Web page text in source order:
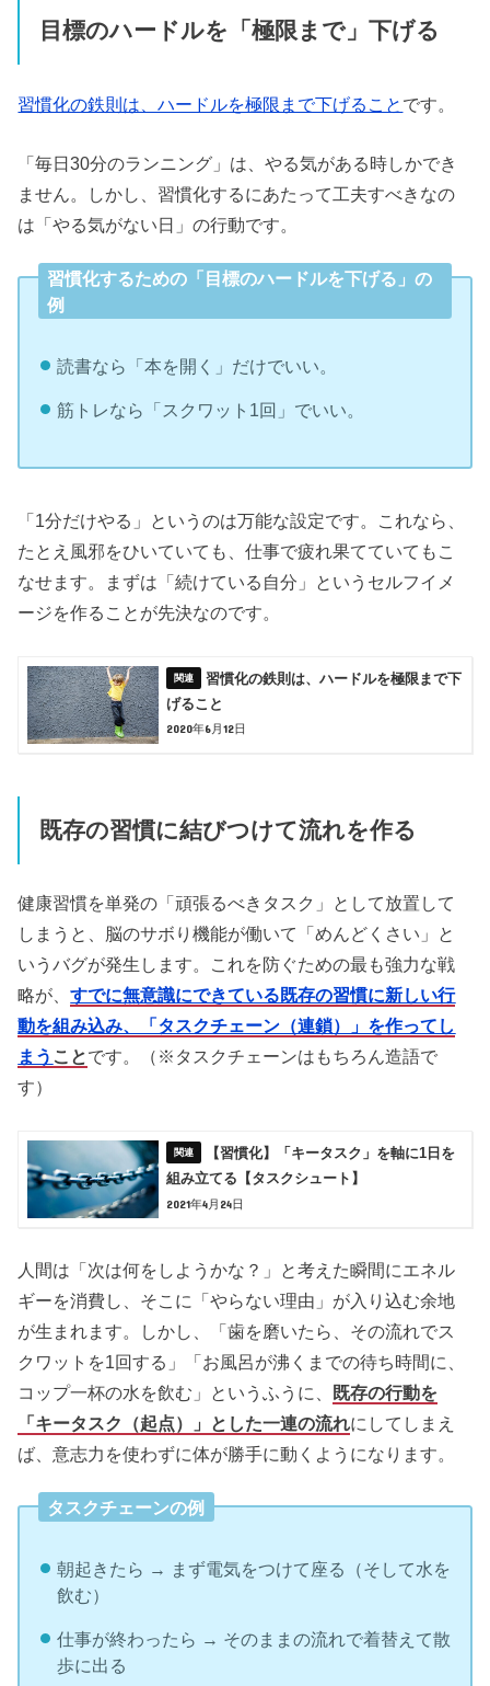
目標のハードルを「極限まで」下げる
習慣化の鉄則は、ハードルを極限まで下げること です。
「毎日30分のランニング」は、やる気がある時しかでき
ません。しかし、習慣化するにあたって工夫すべきなの
は「やる気がない日」の行動です。
習慣化するための「目標のハードルを下げる」の
例
読書なら「本を開く」だけでいい。
筋トレなら「スクワット1回」でいい。
「1分だけやる」というのは万能な設定です。これなら、
たとえ風邪をひいていても、仕事で疲れ果てていてもこ
なせます。まずは「続けている自分」というセルフイメ
ージを作ることが先決なのです。
習慣化の鉄則は、ハードルを極限まで下
げること
2020年6月12日
既存の習慣に結びつけて流れを作る
健康習慣を単発の「頑張るべきタスク」として放置して
しまうと、脳のサボり機能が働いて「めんどくさい」と
いうバグが発生します。これを防ぐための最も強力な戦
略が、すでに無意識にできている既存の習慣に新しい行
動を組み込み、「タスクチェーン（連鎖）」を作ってし
まう ことです。（※タスクチェーンはもちろん造語で
す）
【習慣化】「キータスク」を軸に1日を
組み立てる【タスクシュート】
2021年4月24日
人間は「次は何をしようかな？」と考えた瞬間にエネル
ギーを消費し、そこに「やらない理由」が入り込む余地
が生まれます。しかし、「歯を磨いたら、その流れでス
クワットを1回する」「お風呂が沸くまでの待ち時間に、
コップ一杯の水を飲む」というふうに、
既存の行動を
「キータスク（起点）」とした一連の流れにしてしまえ
ば、意志力を使わずに体が勝手に動くようになります。
タスクチェーンの例
朝起きたら → まず電気をつけて座る（そして水を
飲む）
仕事が終わったら → そのままの流れで着替えて散
歩に出る